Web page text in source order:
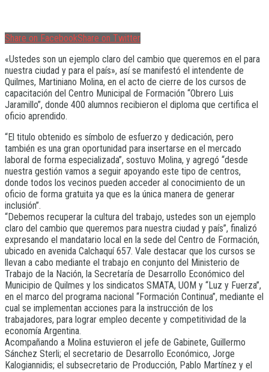
Share on FacebookShare on Twitter
«Ustedes son un ejemplo claro del cambio que queremos en el para
nuestra ciudad y para el país», así se manifestó el intendente de
Quilmes, Martiniano Molina, en el acto de cierre de los cursos de
capacitación del Centro Municipal de Formación “Obrero Luis
Jaramillo”, donde 400 alumnos recibieron el diploma que certifica el
oficio aprendido.
“El titulo obtenido es símbolo de esfuerzo y dedicación, pero
también es una gran oportunidad para insertarse en el mercado
laboral de forma especializada”, sostuvo Molina, y agregó “desde
nuestra gestión vamos a seguir apoyando este tipo de centros,
donde todos los vecinos pueden acceder al conocimiento de un
oficio de forma gratuita ya que es la única manera de generar
inclusión”.
“Debemos recuperar la cultura del trabajo, ustedes son un ejemplo
claro del cambio que queremos para nuestra ciudad y país”, finalizó
expresando el mandatario local en la sede del Centro de Formación,
ubicado en avenida Calchaquí 657. Vale destacar que los cursos se
llevan a cabo mediante el trabajo en conjunto del Ministerio de
Trabajo de la Nación, la Secretaría de Desarrollo Económico del
Municipio de Quilmes y los sindicatos SMATA, UOM y “Luz y Fuerza”,
en el marco del programa nacional “Formación Continua”, mediante el
cual se implementan acciones para la instrucción de los
trabajadores, para lograr empleo decente y competitividad de la
economía Argentina.
Acompañando a Molina estuvieron el jefe de Gabinete, Guillermo
Sánchez Sterli; el secretario de Desarrollo Económico, Jorge
Kalogiannidis; el subsecretario de Producción, Pablo Martínez y el